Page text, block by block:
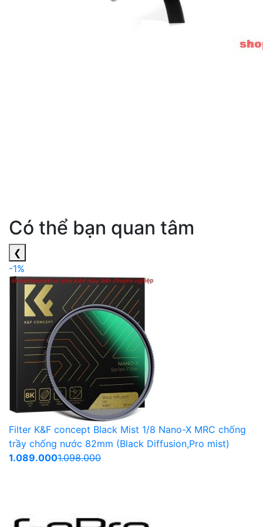
Có thể bạn quan tâm
❮
-1%
Filter K&F concept Black Mist 1/8 Nano-X MRC chống
trầy chống nước 82mm (Black Diffusion,Pro mist)
1.089.0001.098.000